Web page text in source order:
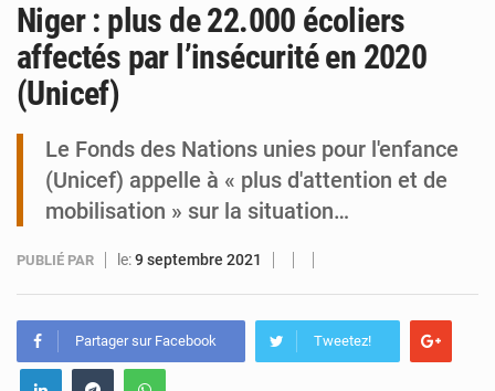
Niger : plus de 22.000 écoliers
affectés par l’insécurité en 2020
(Unicef)
Le Fonds des Nations unies pour l'enfance
(Unicef) appelle à « plus d'attention et de
mobilisation » sur la situation…
PUBLIÉ PAR le:9 septembre 2021
Partager sur Facebook Tweetez!